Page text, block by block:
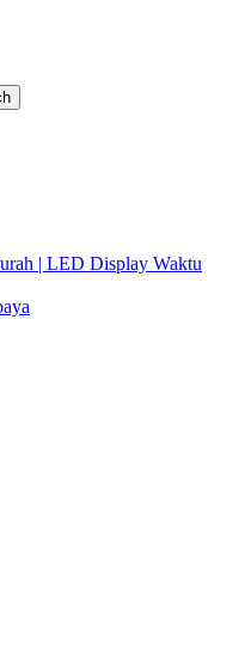
| LED Display Waktu